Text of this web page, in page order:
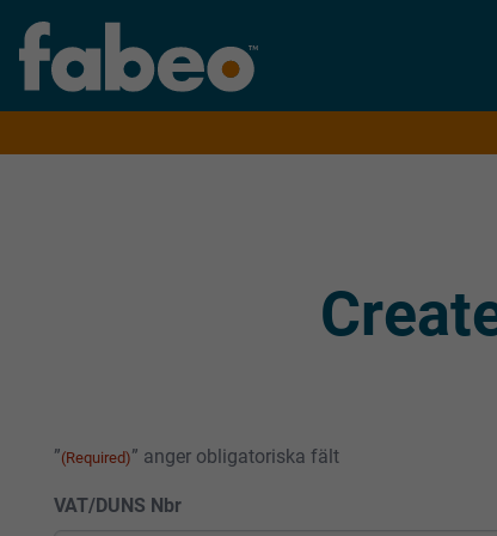
”(Required)” anger obligatoriska fält
VAT/DUNS Nbr